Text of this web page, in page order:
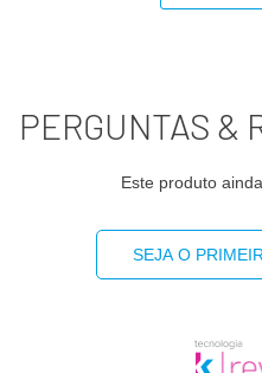
PERGUNTAS &
Este produto
SEJA O